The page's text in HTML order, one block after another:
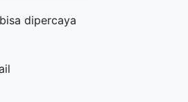
dipercaya